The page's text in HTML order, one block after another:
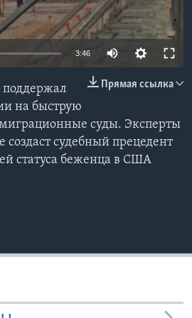
3:46
Прямая ссылка
на быструю
суды. Эксперты
создаст судебный прецедент
статуса беженца в США